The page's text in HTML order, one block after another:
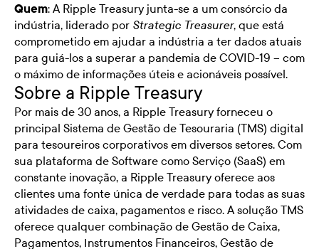
Quem: A Ripple Treasury junta-se a um consórcio da
indústria, liderado por Strategic Treasurer, que está
comprometido em ajudar a indústria a ter dados atuais
para guiá-los a superar a pandemia de COVID-19 – com
o máximo de informações úteis e acionáveis possível.
Sobre a Ripple Treasury
Por mais de 30 anos, a Ripple Treasury forneceu o
principal Sistema de Gestão de Tesouraria (TMS) digital
para tesoureiros corporativos em diversos setores. Com
sua plataforma de Software como Serviço (SaaS) em
constante inovação, a Ripple Treasury oferece aos
clientes uma fonte única de verdade para todas as suas
atividades de caixa, pagamentos e risco. A solução TMS
oferece qualquer combinação de Gestão de Caixa,
Pagamentos, Instrumentos Financeiros, Gestão de